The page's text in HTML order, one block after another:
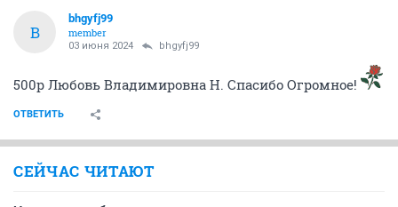
B
bhgyfj99
member
03 июня 2024 bhgyfj99
500р Любовь Владимировна Н. Спасибо Огромное!
ОТВЕТИТЬ
СЕЙЧАС ЧИТАЮТ